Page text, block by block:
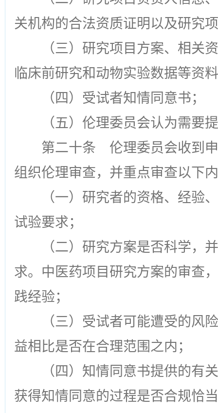
关机构的合法资质证明以及研究
（三）研究项目方案、相关
临床前研究和动物实验数据等资
（四）受试者知情同意书；
（五）伦理委员会认为需要
第二十条 伦理委员会收到
组织伦理审查，并重点审查以下
（一）研究者的资格、经验
试验要求；
（二）研究方案是否科学，
求。中医药项目研究方案的审查
践经验；
（三）受试者可能遭受的风
益相比是否在合理范围之内；
（四）知情同意书提供的有
获得知情同意的过程是否合规恰